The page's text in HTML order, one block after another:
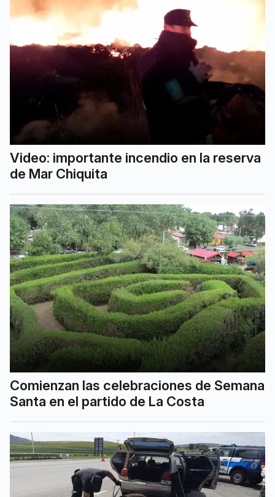
Video: importante incendio en la reserva
de Mar Chiquita
Comienzan las celebraciones de Semana
Santa en el partido de La Costa